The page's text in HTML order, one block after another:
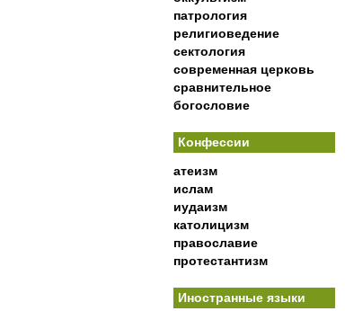
патрология
религиоведение
сектология
современная церковь
сравнительное
богословие
Конфессии
атеизм
ислам
иудаизм
католицизм
православие
протестантизм
Иностранные языки